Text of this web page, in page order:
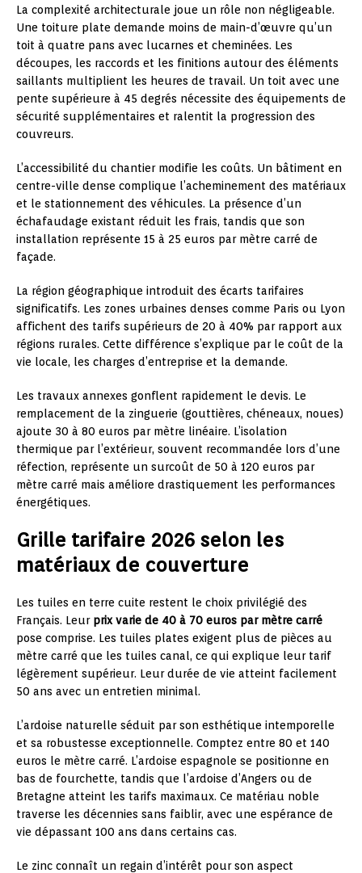
La complexité architecturale joue un rôle non négligeable.
Une toiture plate demande moins de main-d’œuvre qu’un
toit à quatre pans avec lucarnes et cheminées. Les
découpes, les raccords et les finitions autour des éléments
saillants multiplient les heures de travail. Un toit avec une
pente supérieure à 45 degrés nécessite des équipements de
sécurité supplémentaires et ralentit la progression des
couvreurs.
L’accessibilité du chantier modifie les coûts. Un bâtiment en
centre-ville dense complique l’acheminement des matériaux
et le stationnement des véhicules. La présence d’un
échafaudage existant réduit les frais, tandis que son
installation représente 15 à 25 euros par mètre carré de
façade.
La région géographique introduit des écarts tarifaires
significatifs. Les zones urbaines denses comme Paris ou Lyon
affichent des tarifs supérieurs de 20 à 40% par rapport aux
régions rurales. Cette différence s’explique par le coût de la
vie locale, les charges d’entreprise et la demande.
Les travaux annexes gonflent rapidement le devis. Le
remplacement de la zinguerie (gouttières, chéneaux, noues)
ajoute 30 à 80 euros par mètre linéaire. L’isolation
thermique par l’extérieur, souvent recommandée lors d’une
réfection, représente un surcoût de 50 à 120 euros par
mètre carré mais améliore drastiquement les performances
énergétiques.
Grille tarifaire 2026 selon les
matériaux de couverture
Les tuiles en terre cuite restent le choix privilégié des
Français. Leur prix varie de 40 à 70 euros par mètre carré
pose comprise. Les tuiles plates exigent plus de pièces au
mètre carré que les tuiles canal, ce qui explique leur tarif
légèrement supérieur. Leur durée de vie atteint facilement
50 ans avec un entretien minimal.
L’ardoise naturelle séduit par son esthétique intemporelle
et sa robustesse exceptionnelle. Comptez entre 80 et 140
euros le mètre carré. L’ardoise espagnole se positionne en
bas de fourchette, tandis que l’ardoise d’Angers ou de
Bretagne atteint les tarifs maximaux. Ce matériau noble
traverse les décennies sans faiblir, avec une espérance de
vie dépassant 100 ans dans certains cas.
Le zinc connaît un regain d’intérêt pour son aspect